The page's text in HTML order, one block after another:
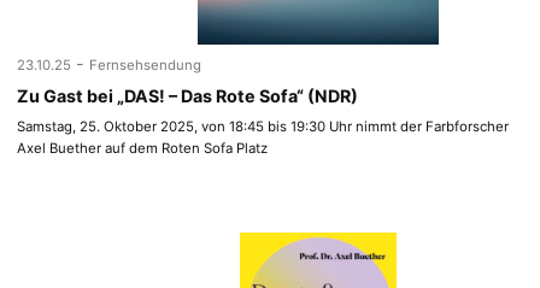
23.10.25 - Fernsehsendung
Zu Gast bei „DAS! – Das Rote Sofa“ (NDR)
Samstag, 25. Oktober 2025, von 18:45 bis 19:30 Uhr nimmt der Farbforscher
Axel Buether auf dem Roten Sofa Platz